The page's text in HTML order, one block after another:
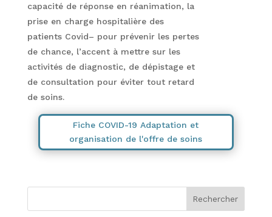
capacité de réponse en réanimation, la
prise en charge hospitalière des
patients Covid– pour prévenir les pertes
de chance, l’accent à mettre sur les
activités de diagnostic, de dépistage et
de consultation pour éviter tout retard
de soins.
Fiche COVID-19 Adaptation et
organisation de l'offre de soins